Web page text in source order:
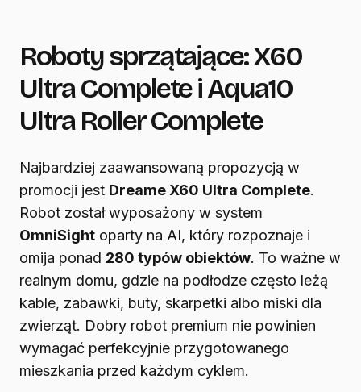
Roboty sprzątające: X60
Ultra Complete i Aqua10
Ultra Roller Complete
Najbardziej zaawansowaną propozycją w
promocji jest Dreame X60 Ultra Complete.
Robot został wyposażony w system
OmniSight oparty na AI, który rozpoznaje i
omija ponad 280 typów obiektów. To ważne w
realnym domu, gdzie na podłodze często leżą
kable, zabawki, buty, skarpetki albo miski dla
zwierząt. Dobry robot premium nie powinien
wymagać perfekcyjnie przygotowanego
mieszkania przed każdym cyklem.